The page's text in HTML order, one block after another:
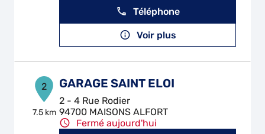
Téléphone
Voir plus
2
7.5 km
GARAGE SAINT ELOI
2 - 4 Rue Rodier
94700 MAISONS ALFORT
Fermé aujourd'hui